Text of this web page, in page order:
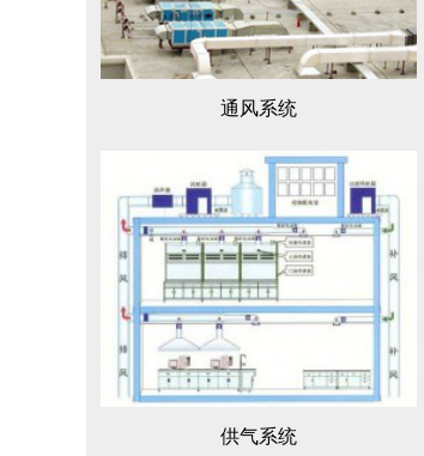
通风系统
供气系统